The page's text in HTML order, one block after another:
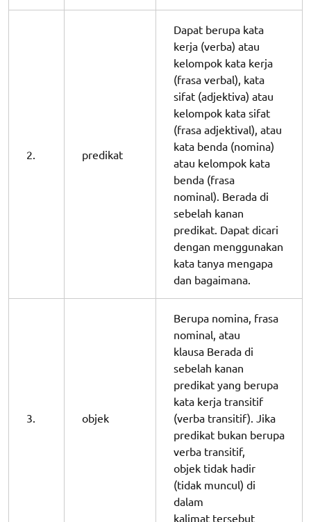
2. predikat
Dapat berupa kata
kerja (verba) atau
kelompok kata kerja
(frasa verbal), kata
sifat (adjektiva) atau
kelompok kata sifat
(frasa adjektival), atau
kata benda (nomina)
atau kelompok kata
benda (frasa
nominal). Berada di
sebelah kanan
predikat. Dapat dicari
dengan menggunakan
kata tanya mengapa
dan bagaimana.
3. objek
Berupa nomina, frasa
nominal, atau
klausa Berada di
sebelah kanan
predikat yang berupa
kata kerja transitif
(verba transitif). Jika
predikat bukan berupa
verba transitif,
objek tidak hadir
(tidak muncul) di
dalam
kalimat tersebut